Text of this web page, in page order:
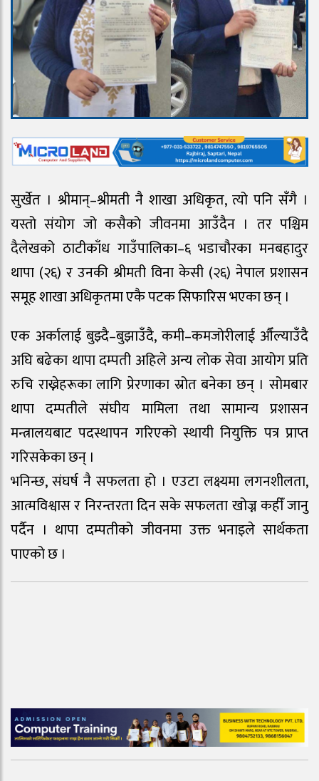
सुर्खेत । श्रीमान्–श्रीमती नै शाखा अधिकृत, त्यो पनि सँगै ।
यस्तो संयोग जो कसैको जीवनमा आउँदैन । तर पश्चिम
दैलेखको ठाटीकाँध गाउँपालिका–६ भडाचौरका मनबहादुर
थापा (२६) र उनकी श्रीमती विना केसी (२६) नेपाल प्रशासन
समूह शाखा अधिकृतमा एकै पटक सिफारिस भएका छन् ।
एक अर्कालाई बुझ्दै–बुझाउँदै, कमी–कमजोरीलाई औँल्याउँदै
अघि बढेका थापा दम्पती अहिले अन्य लोक सेवा आयोग प्रति
रुचि राख्नेहरूका लागि प्रेरणाका स्रोत बनेका छन् । सोमबार
थापा दम्पतीले संघीय मामिला तथा सामान्य प्रशासन
मन्त्रालयबाट पदस्थापन गरिएको स्थायी नियुक्ति पत्र प्राप्त
गरिसकेका छन् ।
भनिन्छ, संघर्ष नै सफलता हो । एउटा लक्ष्यमा लगनशीलता,
आत्मविश्वास र निरन्तरता दिन सके सफलता खोज्न कहीँ जानु
पर्दैन । थापा दम्पतीको जीवनमा उक्त भनाइले सार्थकता
पाएको छ ।